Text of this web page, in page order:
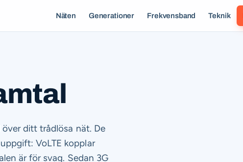
Näten Generationer Frekvensband Teknik
ditt trådlösa nät. De
VoLTE kopplar
är för svag. Sedan 3G